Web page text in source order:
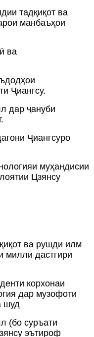
тадқиқот ва
манбаъҳои
ва
Ҷиангсу.
дар ҷануби
Ҷиангсуро
муҳандисии
Цзянсу
ва рушди илм
миллӣ дастгирӣ
корхонаи
дар музофоти
шуд
(бо суръати
эътироф